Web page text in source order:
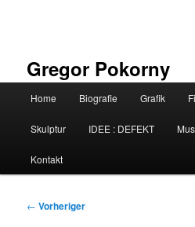
Gregor Pokorny
Home Biografie Grafik
Skulptur IDEE : DEFEKT
Kontakt
Beitragsnavigation
← Vorheriger